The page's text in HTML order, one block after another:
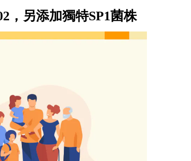
，另添加獨特SP1菌株